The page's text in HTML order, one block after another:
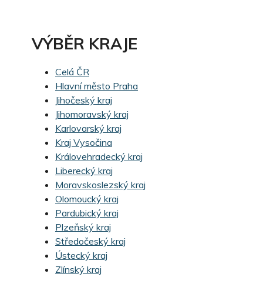
VÝBĚR KRAJE
Celá ČR
Hlavní město Praha
Jihočeský kraj
Jihomoravský kraj
Karlovarský kraj
Kraj Vysočina
Královehradecký kraj
Liberecký kraj
Moravskoslezský kraj
Olomoucký kraj
Pardubický kraj
Plzeňský kraj
Středočeský kraj
Ústecký kraj
Zlínský kraj